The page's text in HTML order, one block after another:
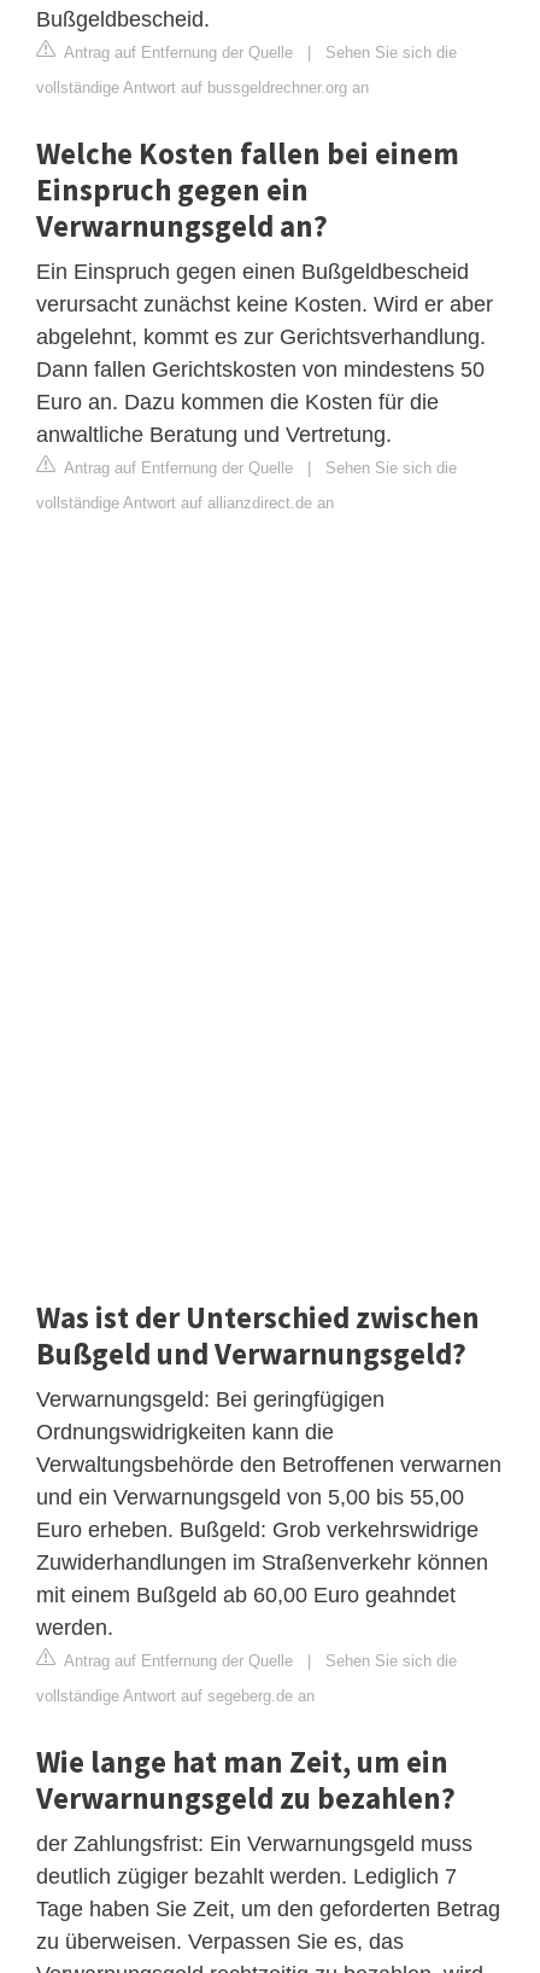
Bußgeldbescheid.
Antrag auf Entfernung der Quelle | Sehen Sie sich die
vollständige Antwort auf bussgeldrechner.org an
Welche Kosten fallen bei einem
Einspruch gegen ein
Verwarnungsgeld an?
Ein Einspruch gegen einen Bußgeldbescheid
verursacht zunächst keine Kosten. Wird er aber
abgelehnt, kommt es zur Gerichtsverhandlung.
Dann fallen Gerichtskosten von mindestens 50
Euro an. Dazu kommen die Kosten für die
anwaltliche Beratung und Vertretung.
Antrag auf Entfernung der Quelle | Sehen Sie sich die
vollständige Antwort auf allianzdirect.de an
Was ist der Unterschied zwischen
Bußgeld und Verwarnungsgeld?
Verwarnungsgeld: Bei geringfügigen
Ordnungswidrigkeiten kann die
Verwaltungsbehörde den Betroffenen verwarnen
und ein Verwarnungsgeld von 5,00 bis 55,00
Euro erheben. Bußgeld: Grob verkehrswidrige
Zuwiderhandlungen im Straßenverkehr können
mit einem Bußgeld ab 60,00 Euro geahndet
werden.
Antrag auf Entfernung der Quelle | Sehen Sie sich die
vollständige Antwort auf segeberg.de an
Wie lange hat man Zeit, um ein
Verwarnungsgeld zu bezahlen?
der Zahlungsfrist: Ein Verwarnungsgeld muss
deutlich zügiger bezahlt werden. Lediglich 7
Tage haben Sie Zeit, um den geforderten Betrag
zu überweisen. Verpassen Sie es, das